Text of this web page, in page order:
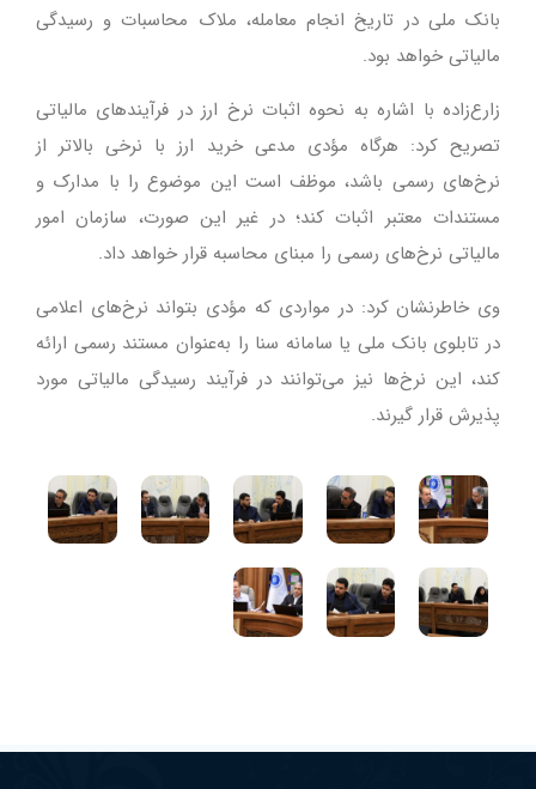
بانک ملی در تاریخ انجام معامله، ملاک محاسبات و رسیدگی
مالیاتی خواهد بود.
زارع‌زاده با اشاره به نحوه اثبات نرخ ارز در فرآیندهای مالیاتی
تصریح کرد: هرگاه مؤدی مدعی خرید ارز با نرخی بالاتر از
نرخ‌های رسمی باشد، موظف است این موضوع را با مدارک و
مستندات معتبر اثبات کند؛ در غیر این صورت، سازمان امور
مالیاتی نرخ‌های رسمی را مبنای محاسبه قرار خواهد داد.
وی خاطرنشان کرد: در مواردی که مؤدی بتواند نرخ‌های اعلامی
در تابلوی بانک ملی یا سامانه سنا را به‌عنوان مستند رسمی ارائه
کند، این نرخ‌ها نیز می‌توانند در فرآیند رسیدگی مالیاتی مورد
پذیرش قرار گیرند.